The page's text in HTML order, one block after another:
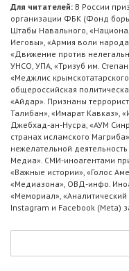
Для читателей: В России
организации ФБК (Фонд
Штабы Навального,
Иеговы», «Армия воли
«Движение против
УНСО, УПА, «Тризуб им.
«Меджлис
общероссийская
«Айдар». Признаны
Талибан», «Имарат Кавказ»,
Джебхад-ан-Нусра, «АУМ
странах исламского
нежелательной
Медиа». СМИ-иноагентами
«Важные истории», «Голос
«Медиазона», ОВД-инфо.
«Мемориал»,
Instagram и Facebook (Metа)